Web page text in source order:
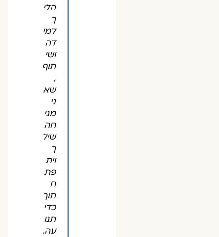
הלי
ך
למי
דה
ושי
תוף
,
שא
ני
מני
חה
שיל
ך
וית
פת
ח
תוך
כדי
תנו
עה.